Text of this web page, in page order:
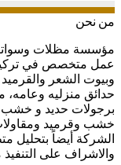
والمميزات
وأفضل
المنيوم
في
من نحن
مؤسسة مظلات
عمل متخصص في تركيب
وبيوت الشعر
حدائق منزليه
برجولات حديد و
خشب وقرميد
الشركة أيضاً بتحليل
والاشراف على